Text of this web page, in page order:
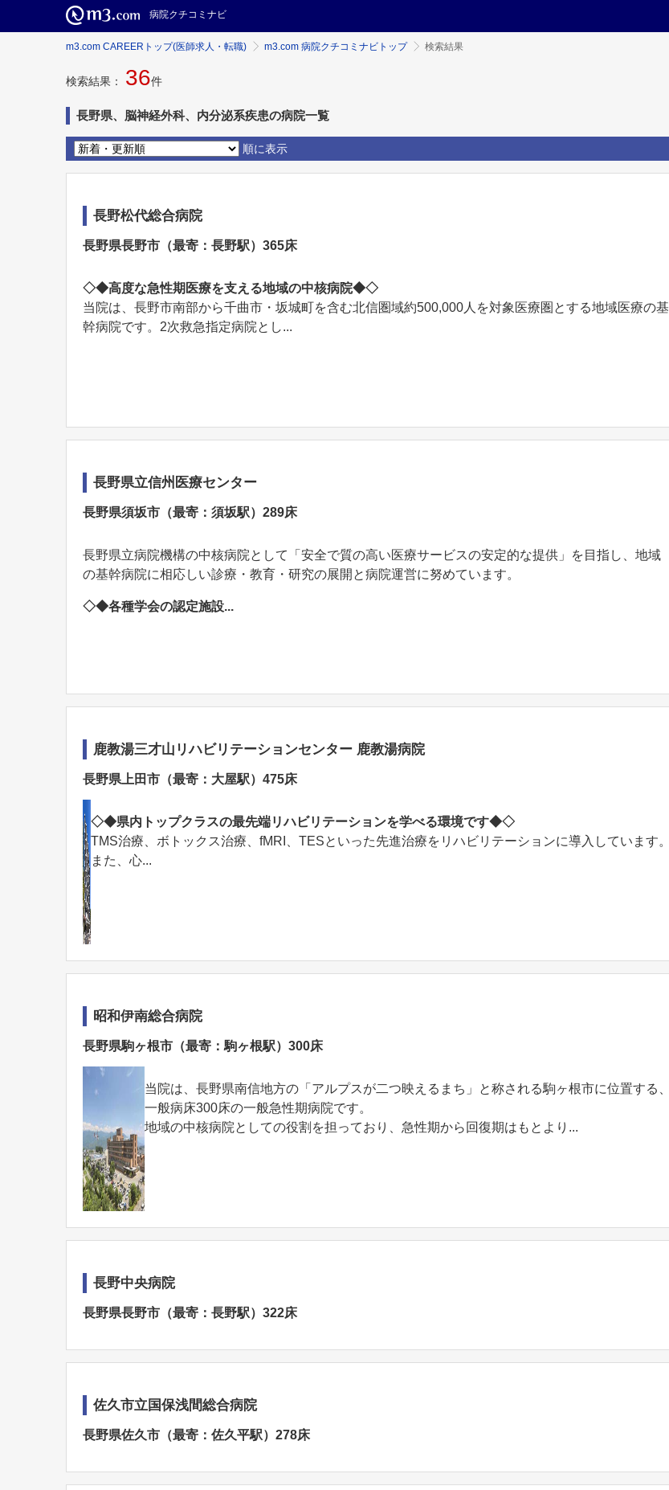
病院クチコミナビ
m3.com CAREERトップ(医師求人・転職) m3.com 病院クチコミナビトップ 検索結果
検索結果： 36件
長野県、脳神経外科、内分泌系疾患の病院一覧
順に表示
長野松代総合病院
長野県長野市（最寄：長野駅）365床
◇◆高度な急性期医療を支える地域の中核病院◆◇
当院は、長野市南部から千曲市・坂城町を含む北信圏域約500,000人を対象医療圏とする地域医療の基
幹病院です。2次救急指定病院とし...
長野県立信州医療センター
長野県須坂市（最寄：須坂駅）289床
長野県立病院機構の中核病院として「安全で質の高い医療サービスの安定的な提供」を目指し、地域
の基幹病院に相応しい診療・教育・研究の展開と病院運営に努めています。
◇◆各種学会の認定施設...
鹿教湯三才山リハビリテーションセンター 鹿教湯病院
長野県上田市（最寄：大屋駅）475床
◇◆県内トップクラスの最先端リハビリテーションを学べる環境です◆◇
TMS治療、ボトックス治療、fMRI、TESといった先進治療をリハビリテーションに導入しています。
また、心...
昭和伊南総合病院
長野県駒ヶ根市（最寄：駒ヶ根駅）300床
当院は、長野県南信地方の「アルプスが二つ映えるまち」と称される駒ヶ根市に位置する、
一般病床300床の一般急性期病院です。
地域の中核病院としての役割を担っており、急性期から回復期はもとより...
長野中央病院
長野県長野市（最寄：長野駅）322床
佐久市立国保浅間総合病院
長野県佐久市（最寄：佐久平駅）278床